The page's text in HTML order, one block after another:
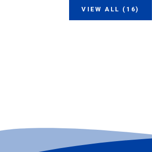
VIEW ALL (16)